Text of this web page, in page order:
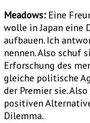
Meadows: Eine
wolle in Japan eine
aufbauen. Ich
nennen. Also schuf
Erforschung des
gleiche politische
der Premier sie.
positiven
Dilemma.